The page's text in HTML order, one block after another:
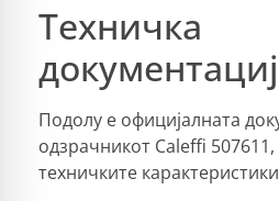
Техничка
Подолу е официјалната
одзрачникот Caleffi
техничките